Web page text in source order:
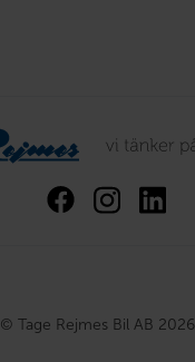
© Tage Rejmes Bil AB 2026